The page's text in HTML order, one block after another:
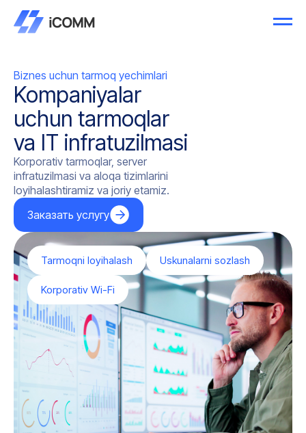
Biznes uchun tarmoq yechimlari
Kompaniyalar
uchun tarmoqlar
va IT infratuzilmasi
Korporativ tarmoqlar, server
infratuzilmasi va aloqa tizimlarini
loyihalashtiramiz va joriy etamiz.
Заказать услугу
Tarmoqni loyihalash Uskunalarni sozlash
Korporativ Wi-Fi